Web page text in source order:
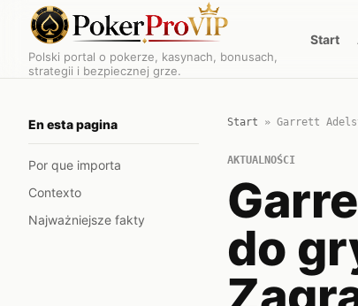
Polski portal o pokerze, kasynach, bonusach,
strategii i bezpiecznej grze.
Start
En esta pagina
Por que importa
Contexto
Najważniejsze fakty
Start » Garrett
AKTUALNOŚCI
do